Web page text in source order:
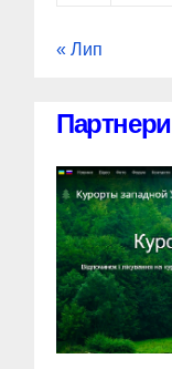
« Лип
Партнери